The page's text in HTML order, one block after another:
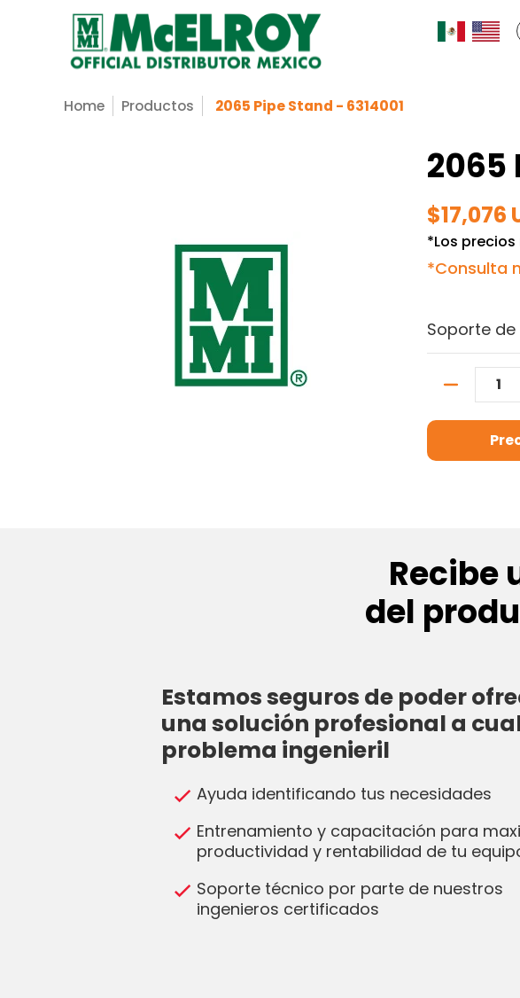
Saltar al contenido principal
Nosotros Servicios Productos
Home Productos 2065 Pipe Stand - 6314001
2065
$17,076
*Los precios
*Consulta
Soporte
Recibe
del
Estamos seguros de poder
una solución profesional a
problema ingenieril
Ayuda identificando tus necesidades
Entrenamiento y capacitación para
productividad y rentabilidad de tu
Soporte técnico por parte de nuestros
ingenieros certificados